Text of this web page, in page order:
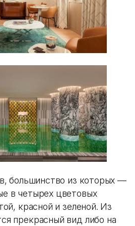
большинство из которых —
в четырех цветовых
красной и зеленой. Из
прекрасный вид либо на